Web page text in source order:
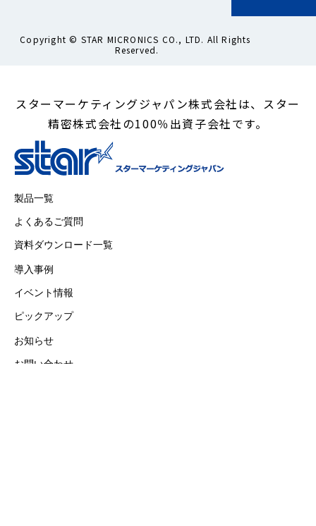
Copyright © STAR MICRONICS CO., LTD. All Rights
Reserved.
スターマーケティングジャパン株式会社は、スター
精密株式会社の100％出資子会社です。
製品一覧
よくあるご質問
資料ダウンロード一覧
導入事例
イベント情報
ピックアップ
お知らせ
お問い合わせ